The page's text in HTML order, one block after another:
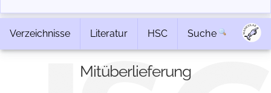
Verzeichnisse Literatur HSC Suche
Mitüberlieferung